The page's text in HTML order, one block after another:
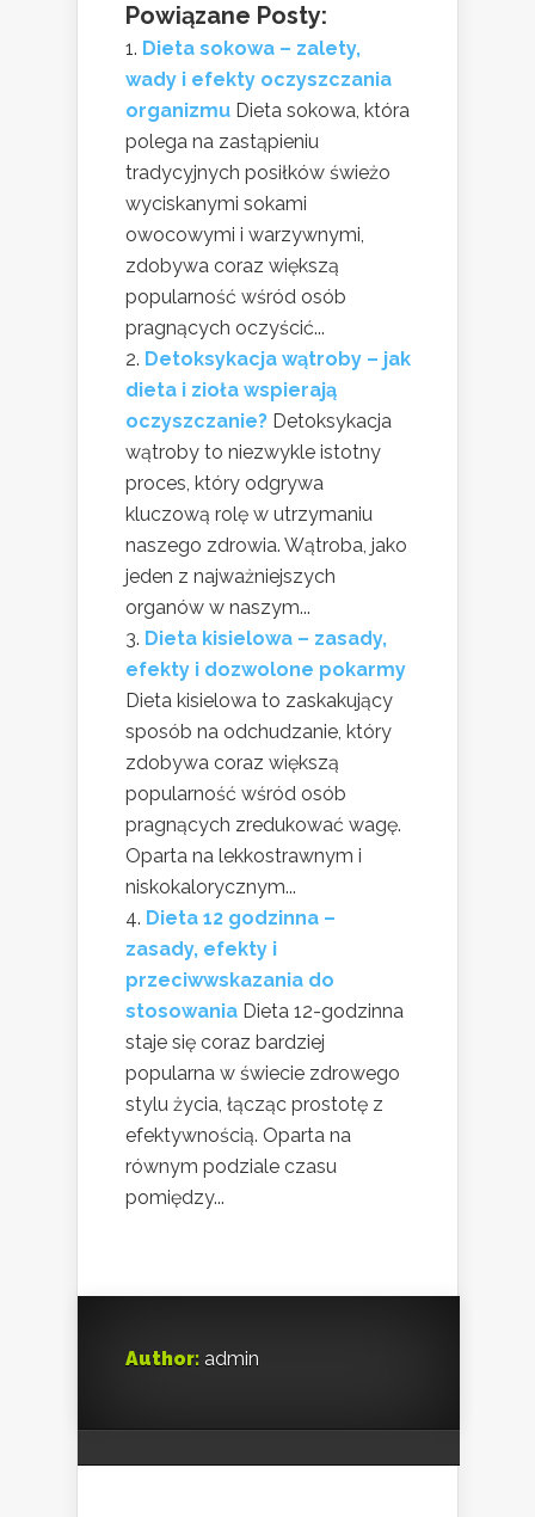
Powiązane Posty:
Dieta sokowa – zalety,
wady i efekty oczyszczania
organizmu Dieta sokowa, która
polega na zastąpieniu
tradycyjnych posiłków świeżo
wyciskanymi sokami
owocowymi i warzywnymi,
zdobywa coraz większą
popularność wśród osób
pragnących oczyścić...
Detoksykacja wątroby – jak
dieta i zioła wspierają
oczyszczanie? Detoksykacja
wątroby to niezwykle istotny
proces, który odgrywa
kluczową rolę w utrzymaniu
naszego zdrowia. Wątroba, jako
jeden z najważniejszych
organów w naszym...
Dieta kisielowa – zasady,
efekty i dozwolone pokarmy
Dieta kisielowa to zaskakujący
sposób na odchudzanie, który
zdobywa coraz większą
popularność wśród osób
pragnących zredukować wagę.
Oparta na lekkostrawnym i
niskokalorycznym...
Dieta 12 godzinna –
zasady, efekty i
przeciwwskazania do
stosowania Dieta 12-godzinna
staje się coraz bardziej
popularna w świecie zdrowego
stylu życia, łącząc prostotę z
efektywnością. Oparta na
równym podziale czasu
pomiędzy...
Author: admin